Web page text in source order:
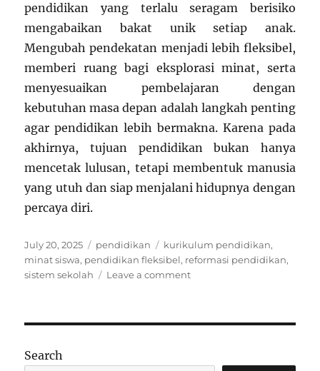
pendidikan yang terlalu seragam berisiko
mengabaikan bakat unik setiap anak.
Mengubah pendekatan menjadi lebih fleksibel,
memberi ruang bagi eksplorasi minat, serta
menyesuaikan pembelajaran dengan
kebutuhan masa depan adalah langkah penting
agar pendidikan lebih bermakna. Karena pada
akhirnya, tujuan pendidikan bukan hanya
mencetak lulusan, tetapi membentuk manusia
yang utuh dan siap menjalani hidupnya dengan
percaya diri.
Posted
on
July 20, 2025 Categories
pendidikan Tags
kurikulum pendidikan,
minat siswa, pendidikan fleksibel, reformasi pendidikan,
sistem sekolah
Leave a commenton
Apa
Search